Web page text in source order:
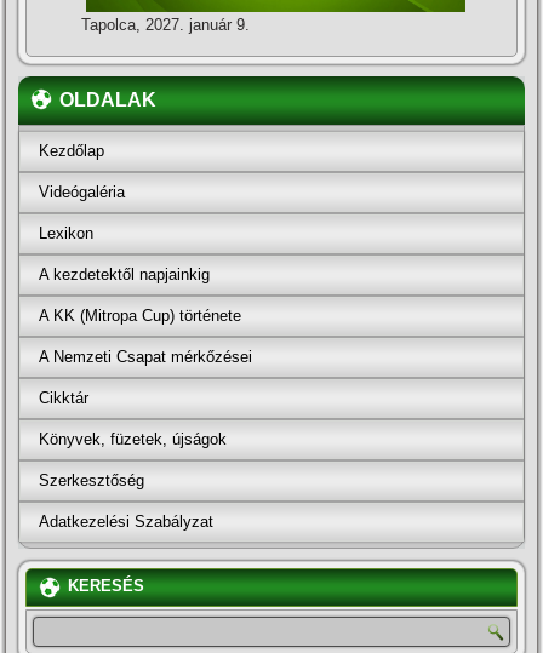
Tapolca, 2027. január 9.
OLDALAK
Kezdőlap
Videógaléria
Lexikon
A kezdetektől napjainkig
A KK (Mitropa Cup) története
A Nemzeti Csapat mérkőzései
Cikktár
Könyvek, füzetek, újságok
Szerkesztőség
Adatkezelési Szabályzat
KERESÉS